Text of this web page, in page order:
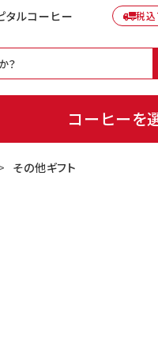
タルコーヒー 税
コーヒーを
その他ギフト